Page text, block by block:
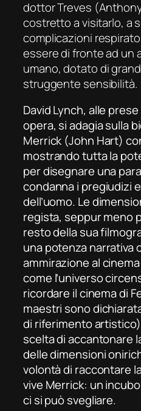
dottor Treves
costretto a visitarlo, a
complicazioni
essere di fronte ad un
umano, dotato di
struggente sensibilità.
David Lynch, alle
opera, si adagia sulla
Merrick (John Hart)
mostrando tutta la
per disegnare una
condanna i pregiudizi
dell’uomo. Le
regista, seppur meno
resto della sua
una potenza narrativa
ammirazione al
come l’universo
ricordare il cinema di
maestri sono
di riferimento
scelta di accantonare
delle dimensioni
volontà di raccontare
vive Merrick: un
ci si può svegliare.